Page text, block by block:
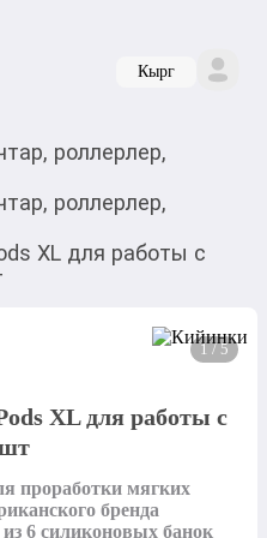
Кырг
роллерлер,
роллерлер,
XL для работы с
1 / 5
XL для работы с
проработки мягких
бренда
6 силиконовых банок